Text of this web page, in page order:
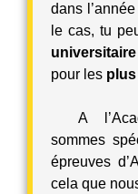
dans
le cas, tu
universitaire
pour les plus
A
sommes
épreuves
cela que